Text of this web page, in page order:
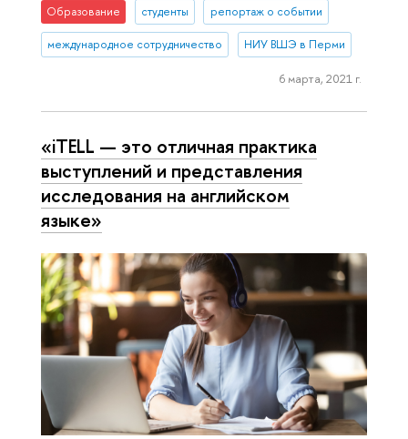
Образование студенты репортаж о событии
международное сотрудничество НИУ ВШЭ в Перми
6 марта, 2021 г.
«iTELL — это отличная практика
выступлений и представления
исследования на английском
языке»